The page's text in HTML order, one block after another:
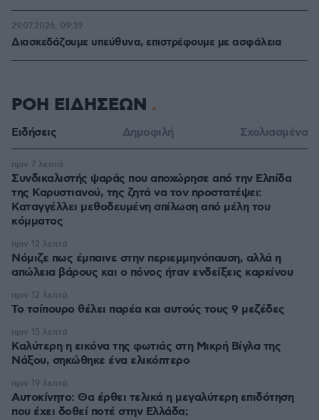
Διασκεδάζουμε υπεύθυνα, επιστρέφουμε με ασφάλεια
29.07.2026, 09:39
ΡΟΗ ΕΙΔΗΣΕΩΝ
Ειδήσεις Δημοφιλή Σχολιασμένα
Συνδικαλιστής ψαράς που αποχώρησε από την Ελπίδα
της Καρυστιανού, της ζητά να τον προστατέψει:
Καταγγέλλει μεθοδευμένη σπίλωση από μέλη του
κόμματος
πριν 7 λεπτά
Νόμιζε πως έμπαινε στην περιεμμηνόπαυση, αλλά η
απώλεια βάρους και ο πόνος ήταν ενδείξεις καρκίνου
πριν 12 λεπτά
Το τσίπουρο θέλει παρέα και αυτούς τους 9 μεζέδες
πριν 12 λεπτά
Καλύτερη η εικόνα της φωτιάς στη Μικρή Βίγλα της
Νάξου, σηκώθηκε ένα ελικόπτερο
πριν 15 λεπτά
Αυτοκίνητο: Θα έρθει τελικά η μεγαλύτερη επιδότηση
που έχει δοθεί ποτέ στην Ελλάδα;
πριν 19 λεπτά